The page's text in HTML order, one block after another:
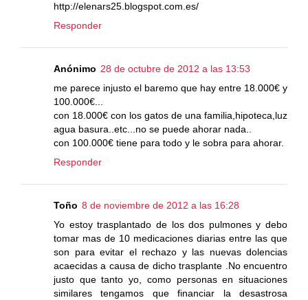
http://elenars25.blogspot.com.es/
Responder
Anónimo 28 de octubre de 2012 a las 13:53
me parece injusto el baremo que hay entre 18.000€ y
100.000€...
con 18.000€ con los gatos de una familia,hipoteca,luz
agua basura..etc...no se puede ahorar nada..
con 100.000€ tiene para todo y le sobra para ahorar.
Responder
Toño 8 de noviembre de 2012 a las 16:28
Yo estoy trasplantado de los dos pulmones y debo
tomar mas de 10 medicaciones diarias entre las que
son para evitar el rechazo y las nuevas dolencias
acaecidas a causa de dicho trasplante .No encuentro
justo que tanto yo, como personas en situaciones
similares tengamos que financiar la desastrosa